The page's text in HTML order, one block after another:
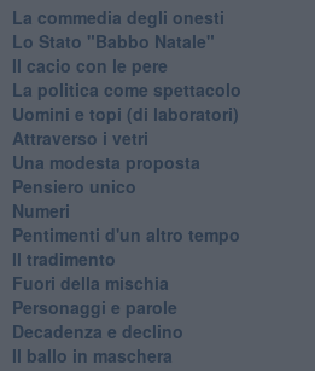
La commedia degli onesti
Lo Stato "Babbo Natale"
Il cacio con le pere
La politica come spettacolo
Uomini e topi (di laboratori)
Attraverso i vetri
Una modesta proposta
Pensiero unico
Numeri
Pentimenti d'un altro tempo
Il tradimento
Fuori della mischia
Personaggi e parole
Decadenza e declino
Il ballo in maschera